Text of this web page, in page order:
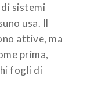
sistemi
usa. Il
attive, ma
prima,
fogli di